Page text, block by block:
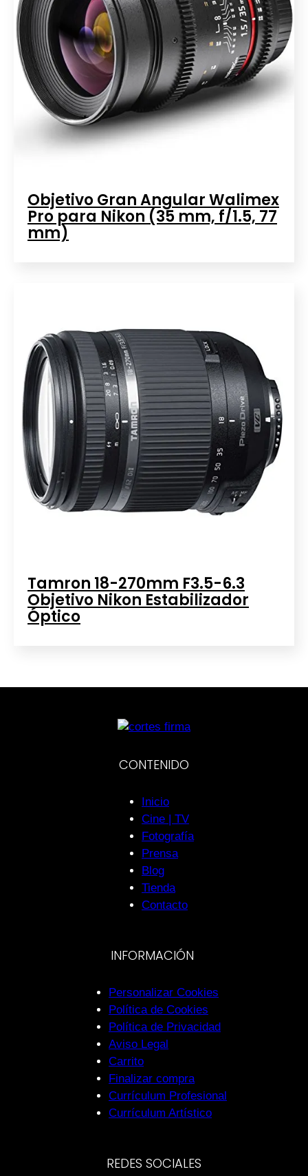
Objetivo Gran Angular Walimex
Pro para Nikon (35 mm, f/1.5, 77
mm)
Tamron 18-270mm F3.5-6.3
Objetivo Nikon Estabilizador
Óptico
CONTENIDO
Inicio
Cine | TV
Fotografía
Prensa
Blog
Tienda
Contacto
INFORMACIÓN
Personalizar Cookies
Política de Cookies
Política de Privacidad
Aviso Legal
Carrito
Finalizar compra
Currículum Profesional
Currículum Artístico
REDES SOCIALES